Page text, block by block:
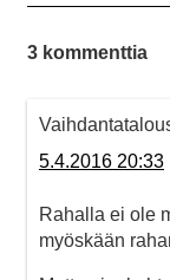
3 kommenttia
5.4.2016 20:33
Rahalla ei ole
myöskään